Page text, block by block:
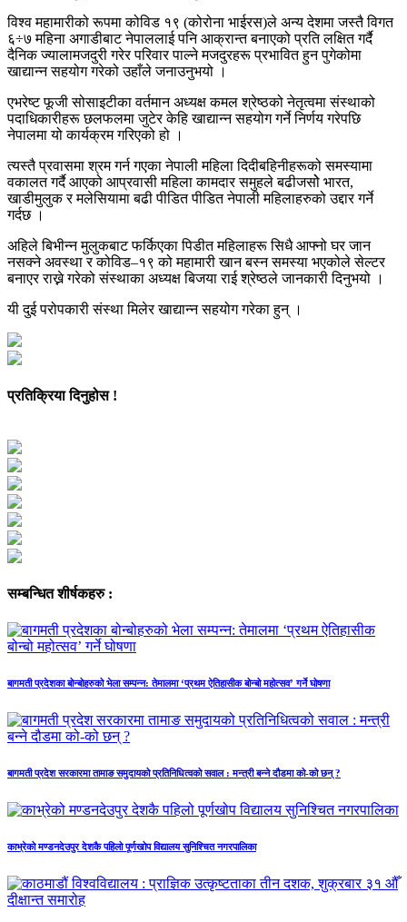
विश्व महामारीको रूपमा कोविड १९ (कोरोना भाईरस)ले अन्य देशमा जस्तै विगत
६÷७ महिना अगाडीबाट नेपाललाई पनि आक्रान्त बनाएको प्रति लक्षित गर्दै
दैनिक ज्यालामजदुरी गरेर परिवार पाल्ने मजदुरहरू प्रभावित हुन पुगेकोमा
खाद्यान्न सहयोग गरेको उहाँले जनाउनुभयो ।
एभरेष्ट फूजी सोसाइटीका वर्तमान अध्यक्ष कमल श्रेष्ठको नेतृत्वमा संस्थाको
पदाधिकारीहरू छलफलमा जुटेर केहि खाद्यान्न सहयोग गर्ने निर्णय गरेपछि
नेपालमा यो कार्यक्रम गरिएको हो ।
त्यस्तै प्रवासमा श्रम गर्न गएका नेपाली महिला दिदीबहिनीहरूको समस्यामा
वकालत गर्दै आएको आप्रवासी महिला कामदार समुहले बढीजसोे भारत,
खाडीमुलुक र मलेसियामा बढी पीडित पीडित नेपाली महिलाहरुको उद्दार गर्ने
गर्दछ ।
अहिले बिभीन्न मुलुकबाट फर्किएका पिडीत महिलाहरू सिधै आफ्नो घर जान
नसक्ने अवस्था र कोविड–१९ को महामारी खान बस्न समस्या भएकोले सेल्टर
बनाएर राख्ने गरेको संस्थाका अध्यक्ष बिजया राई श्रेष्ठले जानकारी दिनुभयो ।
यी दुई परोपकारी संस्था मिलेर खाद्यान्न सहयोग गरेका हुन् ।
प्रतिक्रिया दिनुहोस !
सम्बन्धित शीर्षकहरु :
बागमती प्रदेशका बोन्बोहरुको भेला सम्पन्न: तेमालमा ‘प्रथम ऐतिहासीक बोन्बो महोत्सव’ गर्ने घोषणा
बागमती प्रदेश सरकारमा तामाङ समुदायको प्रतिनिधित्वको सवाल : मन्त्री बन्ने दौडमा को‐को छन् ?
काभ्रेको मण्डनदेउपुर देशकै पहिलो पूर्णखोप विद्यालय सुनिश्चित नगरपालिका